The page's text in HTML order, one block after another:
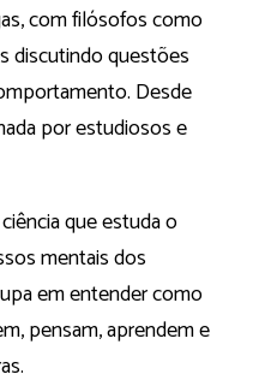
com filósofos como
discutindo questões
Desde
por estudiosos e
que estuda o
mentais dos
em entender como
pensam, aprendem e